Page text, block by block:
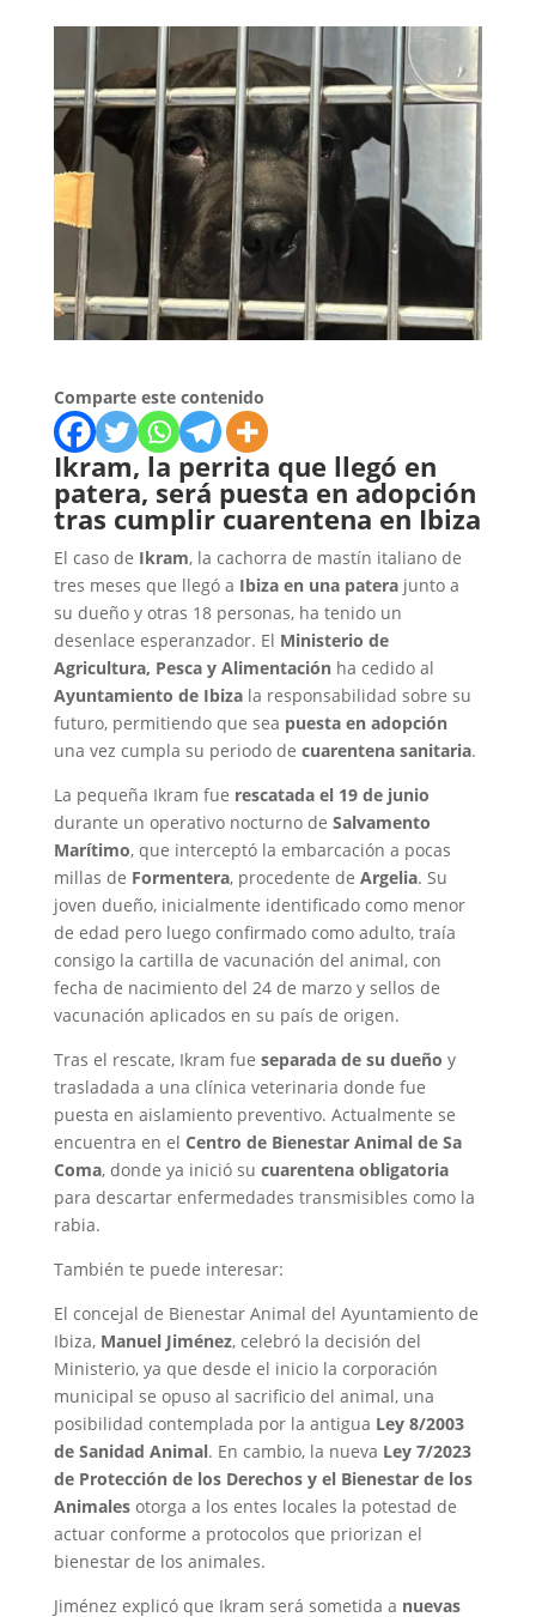
Comparte este contenido
Ikram, la perrita que llegó en
patera, será puesta en adopción
tras cumplir cuarentena en Ibiza
El caso de Ikram, la cachorra de mastín italiano de
tres meses que llegó a Ibiza en una paterajunto a
su dueño y otras 18 personas, ha tenido un
desenlace esperanzador. El Ministerio de
Agricultura, Pesca y Alimentaciónha cedido al
Ayuntamiento de Ibizala responsabilidad sobre su
futuro, permitiendo que sea puesta en adopción
una vez cumpla su periodo de cuarentena sanitaria.
La pequeña Ikram fue rescatada el 19 de junio
durante un operativo nocturno de Salvamento
Marítimo, que interceptó la embarcación a pocas
millas de Formentera, procedente de Argelia. Su
joven dueño, inicialmente identificado como menor
de edad pero luego confirmado como adulto, traía
consigo la cartilla de vacunación del animal, con
fecha de nacimiento del 24 de marzo y sellos de
vacunación aplicados en su país de origen.
Tras el rescate, Ikram fue separada de su dueño y
trasladada a una clínica veterinaria donde fue
puesta en aislamiento preventivo. Actualmente se
encuentra en el Centro de Bienestar Animal de Sa
Coma, donde ya inició su cuarentena obligatoria
para descartar enfermedades transmisibles como la
rabia.
También te puede interesar:
El concejal de Bienestar Animal del Ayuntamiento de
Ibiza, Manuel Jiménez, celebró la decisión del
Ministerio, ya que desde el inicio la corporación
municipal se opuso al sacrificio del animal, una
posibilidad contemplada por la antigua Ley 8/2003
de Sanidad Animal. En cambio, la nueva Ley 7/2023
de Protección de los Derechos y el Bienestar de los
Animalesotorga a los entes locales la potestad de
actuar conforme a protocolos que priorizan el
bienestar de los animales.
Jiménez explicó que Ikram será sometida a nuevas